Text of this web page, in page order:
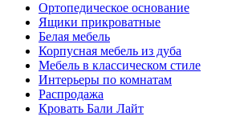
Ортопедическое основание
Ящики прикроватные
Белая мебель
Корпусная мебель из дуба
Мебель в классическом стиле
Интерьеры по комнатам
Распродажа
Кровать Бали Лайт